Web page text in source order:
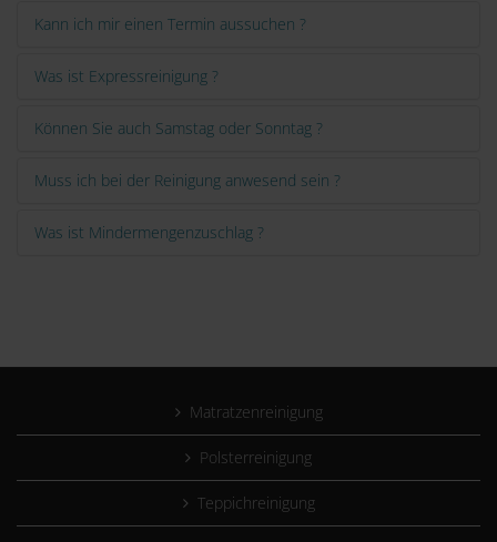
Kann ich mir einen Termin aussuchen ?
Was ist Expressreinigung ?
Können Sie auch Samstag oder Sonntag ?
Muss ich bei der Reinigung anwesend sein ?
Was ist Mindermengenzuschlag ?
Matratzenreinigung
Polsterreinigung
Teppichreinigung